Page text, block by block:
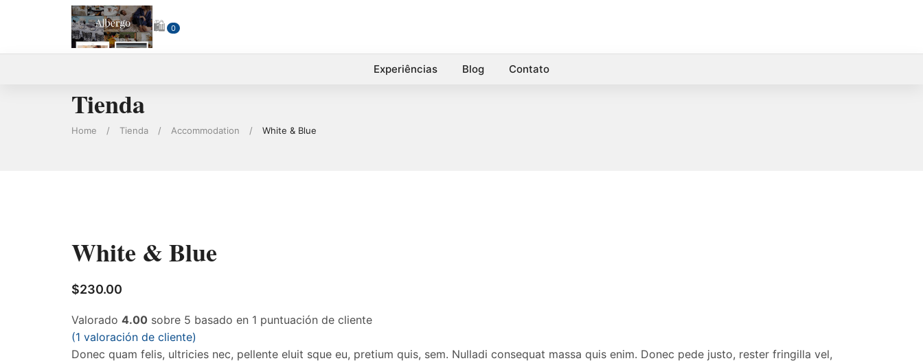
Experiências Blog Contato
🛍 0
Tienda
Home / Tienda / Accommodation / White & Blue
White & Blue
$230.00
Valorado 4.00 sobre 5 basado en 1 puntuación de cliente
(1 valoración de cliente)
Donec quam felis, ultricies nec, pellente eluit sque eu, pretium quis, sem. Nulladi consequat massa quis enim. Donec pede justo, rester fringilla vel,